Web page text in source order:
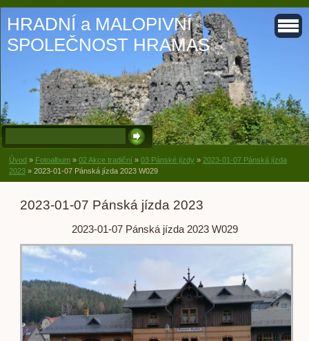
HRADNÍ a MALOPIVNÍ
SPOLEČNOST HRAMAS
Úvod » Fotoalbum » 02 Akce tradiční » 03 Pánské jízdy » 2023-01-07 Pánská jízda
2023 » 2023-01-07 Pánská jízda 2023 W029
2023-01-07 Pánská jízda 2023
2023-01-07 Pánská jízda 2023 W029